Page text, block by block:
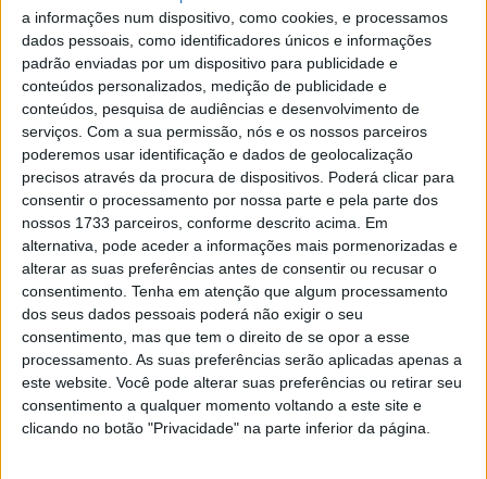
a informações num dispositivo, como cookies, e processamos
dados pessoais, como identificadores únicos e informações
padrão enviadas por um dispositivo para publicidade e
conteúdos personalizados, medição de publicidade e
conteúdos, pesquisa de audiências e desenvolvimento de
serviços. Com a sua permissão, nós e os nossos parceiros
poderemos usar identificação e dados de geolocalização
precisos através da procura de dispositivos. Poderá clicar para
consentir o processamento por nossa parte e pela parte dos
nossos 1733 parceiros, conforme descrito acima. Em
alternativa, pode aceder a informações mais pormenorizadas e
alterar as suas preferências antes de consentir ou recusar o
consentimento. Tenha em atenção que algum processamento
dos seus dados pessoais poderá não exigir o seu
consentimento, mas que tem o direito de se opor a esse
processamento. As suas preferências serão aplicadas apenas a
este website. Você pode alterar suas preferências ou retirar seu
consentimento a qualquer momento voltando a este site e
clicando no botão "Privacidade" na parte inferior da página.
prazo de dois anos para “num futuro próximo” quando se
tornou claro que o calendário de dois anos não era viável,
mas já passou mais de uma década e ainda não há
nenhuma moto desportiva eléctrica na gama da Yamaha.
Será que isso significa que a ideia foi completamente
abandonada? Parece que não, uma vez que um novo
pedido de patente da Yamaha revela que está em curso o
trabalho numa moto eléctrica que está claramente muito
mais focada no desempenho do que qualquer um dos
modelos a bateria existentes da empresa.
Artigos relacionados
Tampas GB Racing para a Ducati Panigale V4
2 SETEMBRO, 2025